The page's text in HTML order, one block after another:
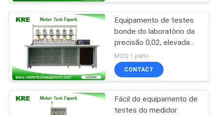
EXCURSÃO
DA
FÁBRICA
CONTROLE
DA
QUALIDADE
Equipamento de testes
bonde do laboratório da
precisão 0,02, elevada
precisão equipamento
de testes de 3 fases
MOQ:1 parte
CONTACT
Fácil do equipamento de
testes do medidor